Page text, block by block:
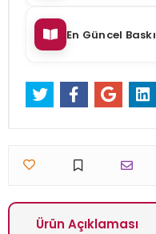
En Güncel Baskı
Ürün Açıklaması